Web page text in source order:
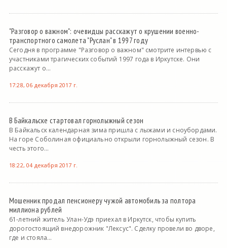
"Разговор о важном": очевидцы расскажут о крушении военно-
транспортного самолета "Руслан" в 1997 году
Сегодня в программе "Разговор о важном" смотрите интервью с
участниками трагических событий 1997 года в Иркутске. Они
расскажут о...
17:28, 06 декабря 2017 г.
В Байкальске стартовал горнолыжный сезон
В Байкальск календарная зима пришла с лыжами и сноубордами.
На горе Соболиная официально открыли горнолыжный сезон. В
честь этого...
18:22, 04 декабря 2017 г.
Мошенник продал пенсионеру чужой автомобиль за полтора
миллиона рублей
61-летний житель Улан-Удэ приехал в Иркутск, чтобы купить
дорогостоящий внедорожник "Лексус". Сделку провели во дворе,
где и стояла...